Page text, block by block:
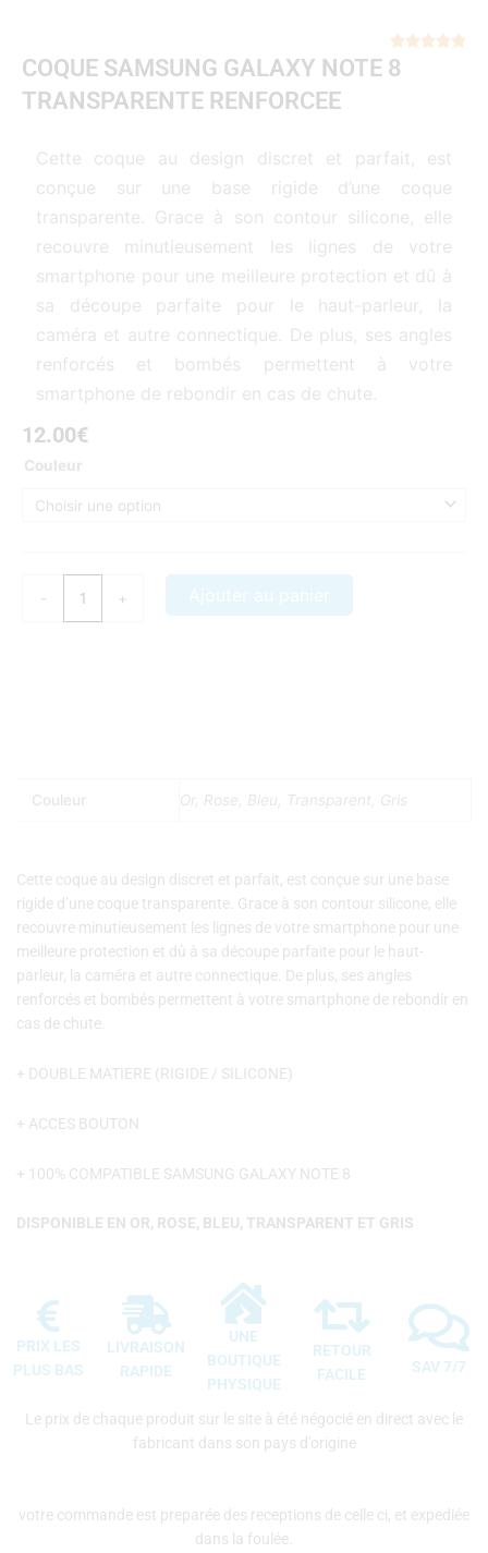

COQUE SAMSUNG GALAXY NOTE 8
TRANSPARENTE RENFORCEE
Cette coque au design discret et parfait, est
conçue sur une base rigide d’une coque
transparente. Grace à son contour silicone, elle
recouvre minutieusement les lignes de votre
smartphone pour une meilleure protection et dû à
sa découpe parfaite pour le haut-parleur, la
caméra et autre connectique. De plus, ses angles
renforcés et bombés permettent à votre
smartphone de rebondir en cas de chute.
12.00€
Couleur
-
quantité
COQUE
+
Couleur Or, Rose, Bleu, Transparent, Gris
Cette coque au design discret et parfait, est conçue sur une base
rigide d ’une coque transparente. Grace à son contour silicone, elle
recouvre minutieusement les lignes de votre smartphone pour une
meilleure protection et dû à sa d écoupe parfaite pour le haut-
parleur, la caméra et autre connectique. De plus, ses angles
renforcés et bombés permettent à votre smartphone de rebondir en
cas de chute.
+ DOUBLE MATIERE (RIGIDE / SILICONE)
+ ACCES BOUTON
+ 100% COMPATIBLE SAMSUNG GALAXY NOTE 8
DISPONIBLE EN OR, ROSE, BLEU, TRANSPARENT ET GRIS
PRIX LES
PLUS BAS
LIVRAISON
RAPIDE
UNE
BOUTIQUE
PHYSIQUE
RETOUR
FACILE
SAV 7/7
Le prix de chaque produit sur le site à été négocié en direct avec le
fabricant dans son pays d’origine
votre commande est preparée des receptions de celle ci, et expediée
dans la foulée.